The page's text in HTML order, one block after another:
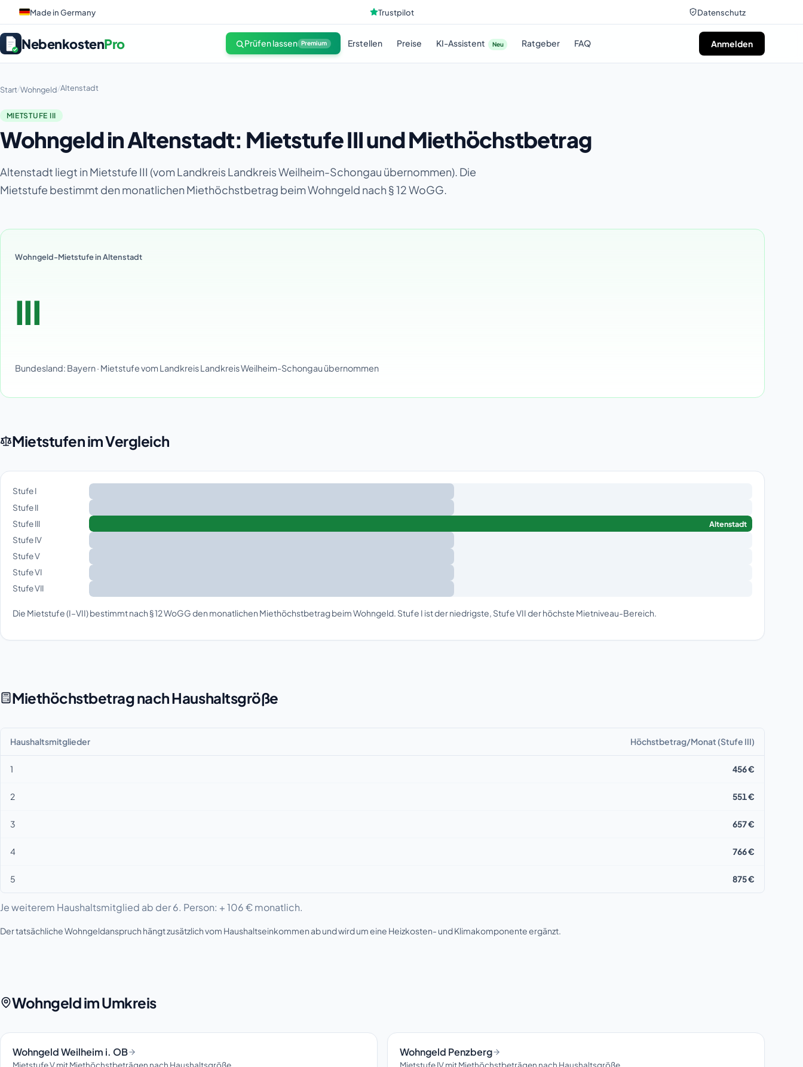
Made in Germany Trustpilot Datenschutz
NebenkostenPro Prüfen lassen Premium Erstellen Preise KI-Assistent Neu Ratgeber FAQ Anmelden
Start/Wohngeld/Altenstadt
MIETSTUFE III
Wohngeld in Altenstadt: Mietstufe III und Miethöchstbetrag
Altenstadt liegt in Mietstufe III (vom Landkreis Landkreis Weilheim-Schongau übernommen). Die
Mietstufe bestimmt den monatlichen Miethöchstbetrag beim Wohngeld nach § 12 WoGG.
Wohngeld-Mietstufe in Altenstadt
III
Bundesland: Bayern · Mietstufe vom Landkreis Landkreis Weilheim-Schongau übernommen
Mietstufen im Vergleich
Stufe I
Stufe II
Stufe III
Altenstadt
Stufe IV
Stufe V
Stufe VI
Stufe VII
Die Mietstufe (I–VII) bestimmt nach § 12 WoGG den monatlichen Miethöchstbetrag beim Wohngeld. Stufe I ist der niedrigste, Stufe VII der höchste Mietniveau-Bereich.
Miethöchstbetrag nach Haushaltsgröße
Haushaltsmitglieder Höchstbetrag/Monat (Stufe III)
1 456 €
2 551 €
3 657 €
4 766 €
5 875 €
Je weiterem Haushaltsmitglied ab der 6. Person: + 106 € monatlich.
Der tatsächliche Wohngeldanspruch hängt zusätzlich vom Haushaltseinkommen ab und wird um eine Heizkosten- und Klimakomponente ergänzt.
Wohngeld im Umkreis
Wohngeld Weilheim i. OB Wohngeld Penzberg